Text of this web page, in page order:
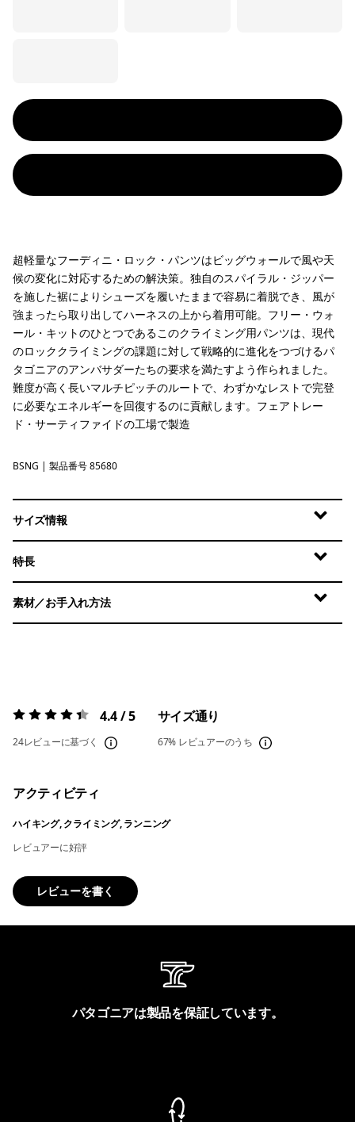
超軽量なフーディニ・ロック・パンツはビッグウォールで風や天
候の変化に対応するための解決策。独自のスパイラル・ジッパー
を施した裾によりシューズを履いたままで容易に着脱でき、風が
強まったら取り出してハーネスの上から着用可能。フリー・ウォ
ール・キットのひとつであるこのクライミング用パンツは、現代
のロッククライミングの課題に対して戦略的に進化をつづけるパ
タゴニアのアンバサダーたちの要求を満たすよう作られました。
難度が高く長いマルチピッチのルートで、わずかなレストで完登
に必要なエネルギーを回復するのに貢献します。フェアトレー
ド・サーティファイドの工場で製造
Basin Green
BSNG | 製品番号 85680
サイズ情報
特長
素材／お手入れ方法
評価:4.4 / 5 4.4 / 5
24レビューに基づく
サイズ通り
67% レビュアーのうち
アクティビティ
ハイキング, クライミング, ランニング
レビュアーに好評
レビューを書く
パタゴニアは製品を保証しています。